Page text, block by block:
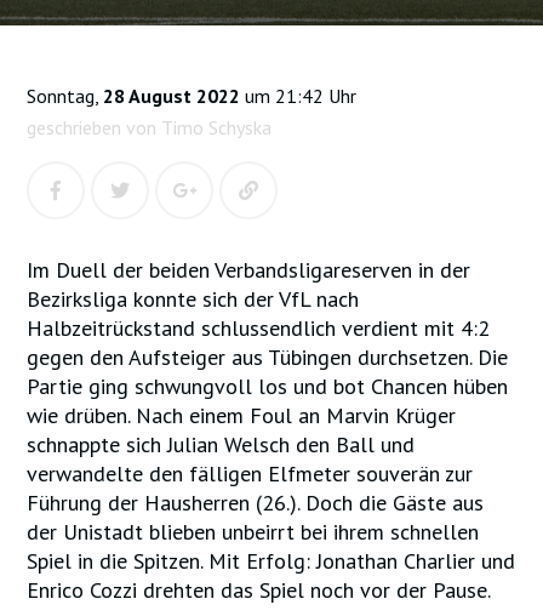
Sonntag, 28 August 2022 um 21:42 Uhr
geschrieben von Timo Schyska
Im Duell der beiden Verbandsligareserven in der
Bezirksliga konnte sich der VfL nach
Halbzeitrückstand schlussendlich verdient mit 4:2
gegen den Aufsteiger aus Tübingen durchsetzen. Die
Partie ging schwungvoll los und bot Chancen hüben
wie drüben. Nach einem Foul an Marvin Krüger
schnappte sich Julian Welsch den Ball und
verwandelte den fälligen Elfmeter souverän zur
Führung der Hausherren (26.). Doch die Gäste aus
der Unistadt blieben unbeirrt bei ihrem schnellen
Spiel in die Spitzen. Mit Erfolg: Jonathan Charlier und
Enrico Cozzi drehten das Spiel noch vor der Pause.